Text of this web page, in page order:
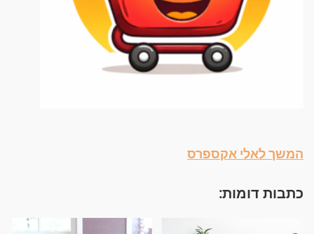
המשך לאלי אקספרס
כתבות דומות: